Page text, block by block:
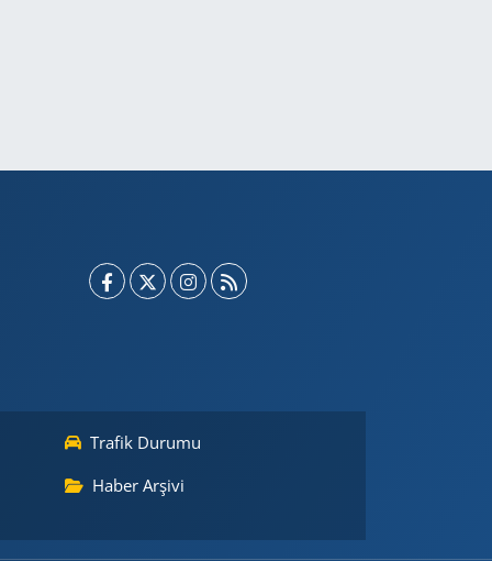
Trafik Durumu
Haber Arşivi